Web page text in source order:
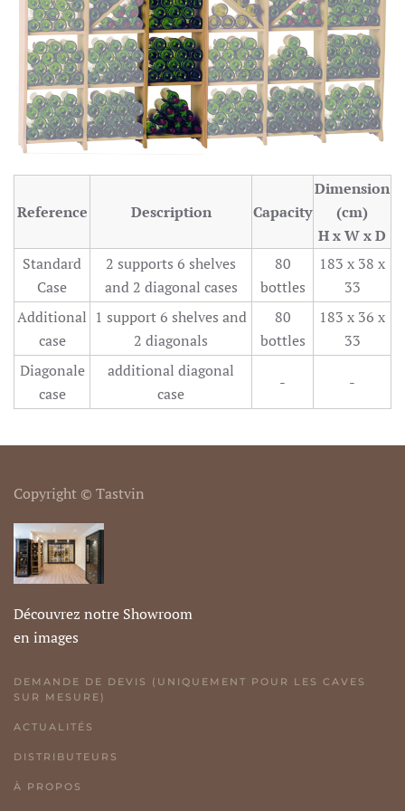
Reference Description Capacity
Dimension
(cm)
H x W x D
Standard
Case
2 supports 6 shelves
and 2 diagonal cases
80
bottles
183 x 38 x
33
Additional
case
1 support 6 shelves and
2 diagonals
80
bottles
183 x 36 x
33
Diagonale
case
additional diagonal
case
- -
Copyright © Tastvin
Découvrez notre Showroom
en images
DEMANDE DE DEVIS (UNIQUEMENT POUR LES CAVES
SUR MESURE)
ACTUALITÉS
DISTRIBUTEURS
À PROPOS